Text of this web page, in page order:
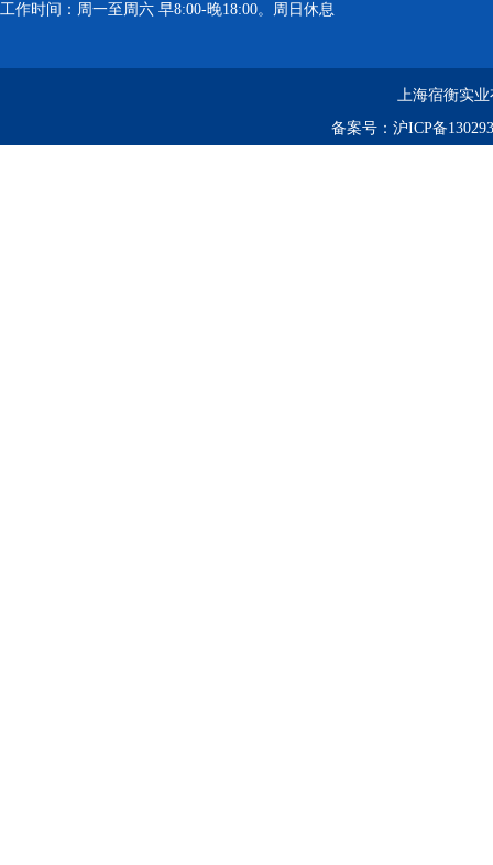
工作时间：周一至周六 早8:00-晚18:00。周日休息
上海宿衡实
备案号： 沪ICP备